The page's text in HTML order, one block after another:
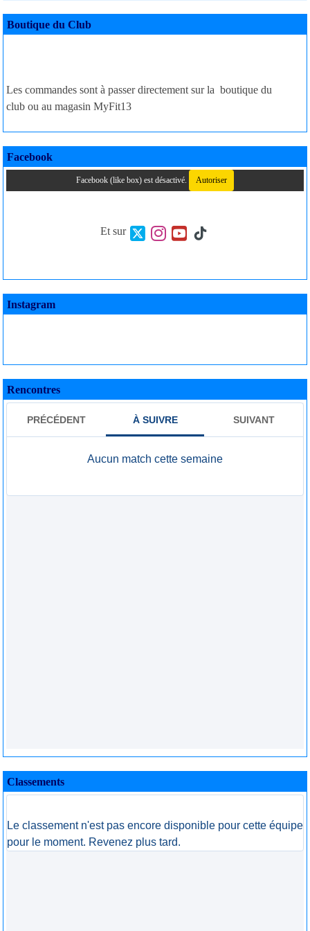
Boutique du Club
Les commandes sont à passer directement sur la boutique du
club ou au magasin MyFit13
Facebook
Facebook (like box) est désactivé. Autoriser
Et sur
Instagram
Rencontres
Classements